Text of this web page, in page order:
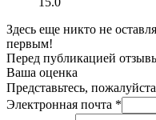
Здесь еще никто не
первым!
Перед публикацией
Ваша оценка
Представьтесь, пожалуйста
Электронная почта *